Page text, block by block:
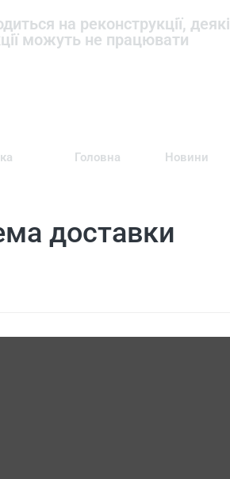
на реконструкції, деякі
можуть не працювати
Головна Новини
доставки